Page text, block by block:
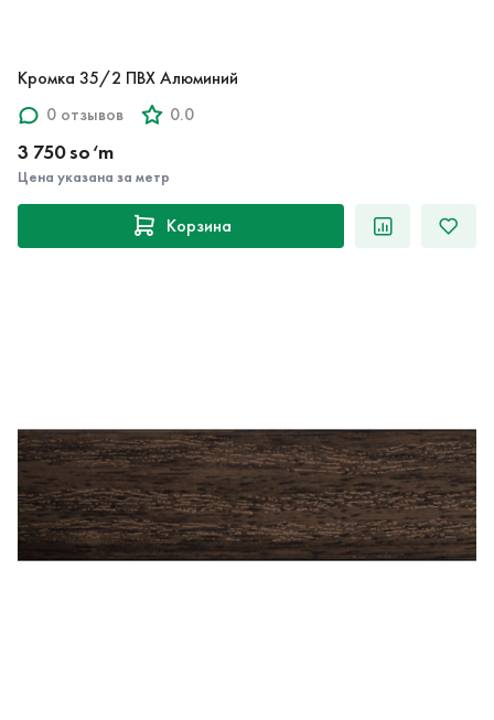
Кромка 35/2 ПВХ Алюминий
0 отзывов
0.0
3 750 so‘m
Цена указана за метр
Корзина